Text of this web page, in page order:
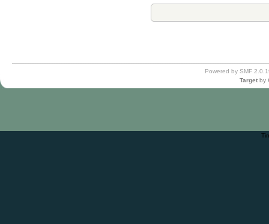
Powered by SMF
Target by